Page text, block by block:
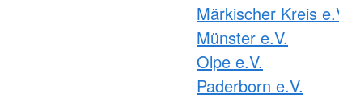
Märkischer Kreis
Münster e.V.
Olpe e.V.
Paderborn e.V.